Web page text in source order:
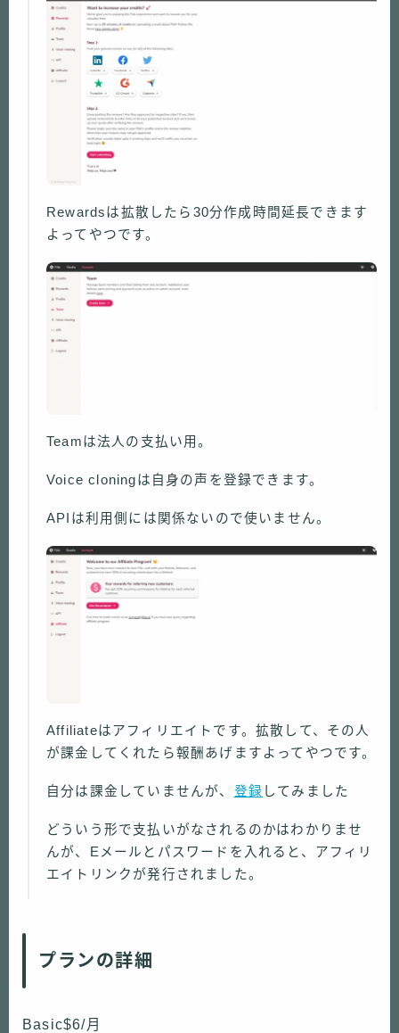
Rewardsは拡散したら30分作成時間延長できます
よってやつです。
Teamは法人の支払い用。
Voice cloningは自身の声を登録できます。
APIは利用側には関係ないので使いません。
Affiliateはアフィリエイトです。拡散して、その人
が課金してくれたら報酬あげますよってやつです。
自分は課金していませんが、 登録 してみました
どういう形で支払いがなされるのかはわかりませ
んが、Eメールとパスワードを入れると、アフィリ
エイトリンクが発行されました。
プランの詳細
Basic$6/月